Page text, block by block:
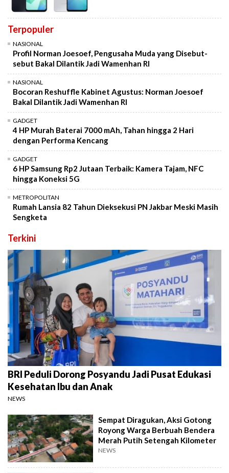
Terpopuler
NASIONAL
Profil Norman Joesoef, Pengusaha Muda yang Disebut-
sebut Bakal Dilantik Jadi Wamenhan RI
NASIONAL
Bocoran Reshuffle Kabinet Agustus: Norman Joesoef
Bakal Dilantik Jadi Wamenhan RI
GADGET
4 HP Murah Baterai 7000 mAh, Tahan hingga 2 Hari
dengan Performa Kencang
GADGET
6 HP Samsung Rp2 Jutaan Terbaik: Kamera Tajam, NFC
hingga Koneksi 5G
METROPOLITAN
Rumah Lansia 82 Tahun Dieksekusi PN Jakbar Meski Masih
Sengketa
Terkini
BRI Peduli Dorong Posyandu Jadi Pusat Edukasi
Kesehatan Ibu dan Anak
NEWS
Sempat Diragukan, Aksi Gotong
Royong Warga Berbuah Bendera
Merah Putih Setengah Kilometer
NEWS